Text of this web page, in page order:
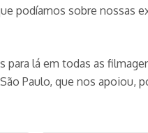
podíamos sobre nossas
lá em todas as
Paulo, que nos apoiou,